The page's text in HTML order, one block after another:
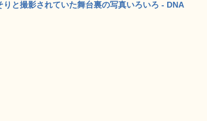
と撮影されていた舞台裏の写真いろいろ - DNA